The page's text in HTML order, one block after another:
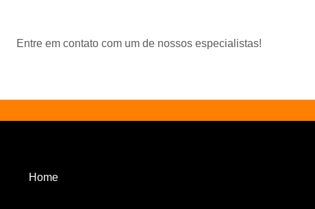
Entre em contato com um de nossos especialistas!
Home